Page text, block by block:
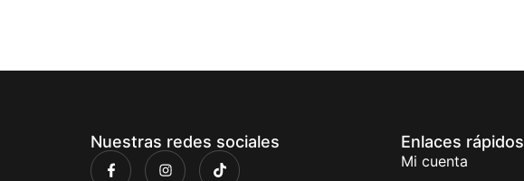
Nuestras redes sociales Enlaces rápidos
Mi cuenta